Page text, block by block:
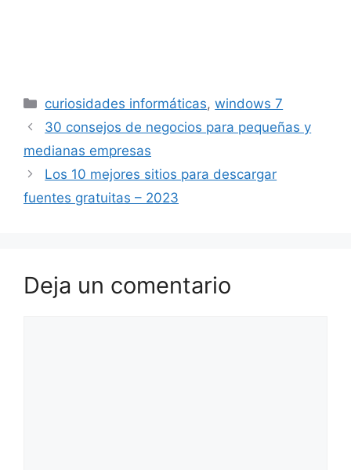
Categorías
curiosidades informáticas,windows 7
30 consejos de negocios para pequeñas y
medianas empresas
Los 10 mejores sitios para descargar
fuentes gratuitas – 2023
Deja un comentario